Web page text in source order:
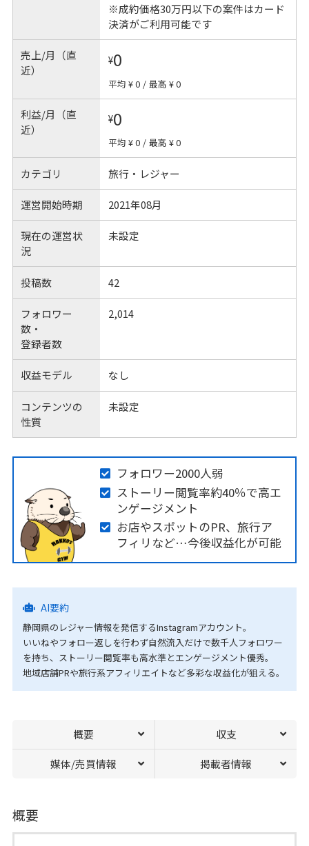
※成約価格30万円以下の案件はカード
決済がご利用可能です
売上/月（直
近）
¥0
平均 ¥ 0 / 最高 ¥ 0
利益/月（直
近）
¥0
平均 ¥ 0 / 最高 ¥ 0
カテゴリ 旅行・レジャー
運営開始時期 2021年08月
現在の運営状
況
未設定
投稿数 42
フォロワー
数・
登録者数
2,014
収益モデル なし
コンテンツの
性質
未設定
フォロワー2000人弱
ストーリー閲覧率約40％で高エ
ンゲージメント
お店やスポットのPR、旅行ア
フィリなど…今後収益化が可能
AI要約
静岡県のレジャー情報を発信するInstagramアカウント。
いいねやフォロー返しを行わず自然流入だけで数千人フォロワー
を持ち、ストーリー閲覧率も高水準とエンゲージメント優秀。
地域店舗PRや旅行系アフィリエイトなど多彩な収益化が狙える。
概要 収支
媒体/売買情報 掲載者情報
概要